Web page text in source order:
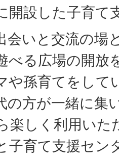
開設した子育て
会いと交流の場
べる広場の開放
や孫育てをして
の方が一緒に集
楽しく利用いた
子育て支援セン